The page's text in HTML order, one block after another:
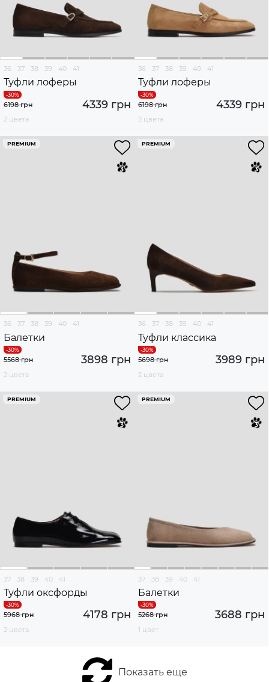
36 37 38 39 40 41
Туфли лоферы
4339 грн
6198 грн
2 цвета
36 37 38 39 40 41
Туфли лоферы
4339 грн
6198 грн
2 цвета
PREMIUM
36 37 38 39 40 41
Балетки
3898 грн
5568 грн
2 цвета
PREMIUM
36 37 38 39 40 41
Туфли классика
3989 грн
5698 грн
2 цвета
PREMIUM
37 38 39 40 41
Туфли оксфорды
4178 грн
5968 грн
2 цвета
PREMIUM
37 38 39 40 41
Балетки
3688 грн
5268 грн
1 цвет
Показать еще